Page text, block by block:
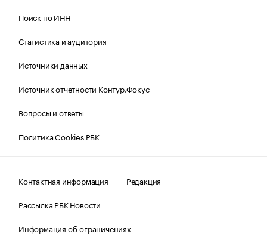
Поиск по ИНН
Статистика и аудитория
Источники данных
Источник отчетности Контур.Фокус
Вопросы и ответы
Политика Cookies РБК
Контактная информация
Редакция
Рассылка РБК Новости
Информация об ограничениях